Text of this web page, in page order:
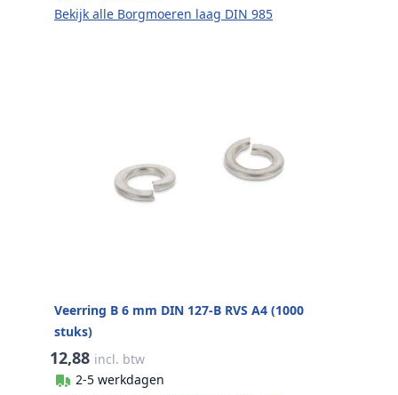
Bekijk alle Borgmoeren laag DIN 985
Veerring B 6 mm DIN 127-B RVS A4 (1000
stuks)
12,88 incl. btw
2-5 werkdagen